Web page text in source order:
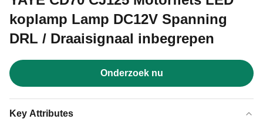
koplamp Lamp DC12V Spanning
DRL / Draaisignaal inbegrepen
Onderzoek nu
Key Attributes